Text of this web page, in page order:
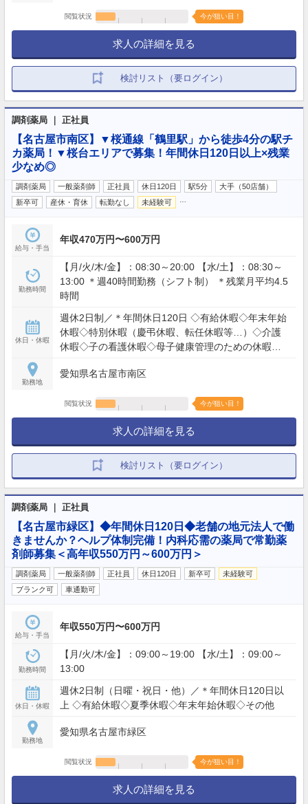
閲覧状況 今が狙い目！
求人の詳細を見る
検討リスト（要ログイン）
調剤薬局 ｜ 正社員
【名古屋市南区】▼桜通線「鶴里駅」から徒歩4分の駅チ
カ薬局！▼桜台エリアで募集！年間休日120日以上×残業
少なめ◎
調剤薬局 一般薬剤師 正社員 休日120日 駅5分
大手（50店舗）
新卒可
産休・育休 転勤なし 未経験可
給与・手当
年収470万円〜600万円
勤務時間
【月/火/木/金】：08:30～20:00 【水/土】：08:30～
13:00 ＊週40時間勤務（シフト制） ＊残業月平均4.5
時間
休日・休暇
週休2日制／＊年間休日120日 ◇有給休暇◇年末年始
休暇◇特別休暇（慶弔休暇、転任休暇等…）◇介護
休暇◇子の看護休暇◇母子健康管理のための休暇◇
勤務地
愛知県名古屋市南区
閲覧状況 今が狙い目！
求人の詳細を見る
検討リスト（要ログイン）
調剤薬局 ｜ 正社員
【名古屋市緑区】◆年間休日120日◆老舗の地元法人で働
きませんか？ヘルプ体制完備！内科応需の薬局で常勤薬
剤師募集＜高年収550万円～600万円＞
調剤薬局 一般薬剤師 正社員 休日120日 新卒可
未経験可
ブランク可
車通勤可
給与・手当
年収550万円〜600万円
勤務時間
【月/火/木/金】：09:00～19:00 【水/土】：09:00～
13:00
休日・休暇
週休2日制（日曜・祝日・他）／＊年間休日120日以
上 ◇有給休暇◇夏季休暇◇年末年始休暇◇その他
勤務地
愛知県名古屋市緑区
閲覧状況 今が狙い目！
求人の詳細を見る